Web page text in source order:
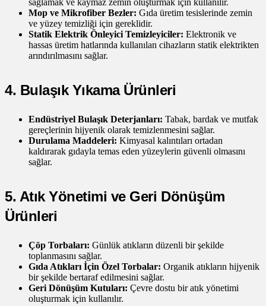
sağlamak ve kaymaz zemin oluşturmak için kullanılır.
Mop ve Mikrofiber Bezler: Gıda üretim tesislerinde zemin
ve yüzey temizliği için gereklidir.
Statik Elektrik Önleyici Temizleyiciler: Elektronik ve
hassas üretim hatlarında kullanılan cihazların statik elektrikten
arındırılmasını sağlar.
4. Bulaşık Yıkama Ürünleri
Endüstriyel Bulaşık Deterjanları: Tabak, bardak ve mutfak
gereçlerinin hijyenik olarak temizlenmesini sağlar.
Durulama Maddeleri: Kimyasal kalıntıları ortadan
kaldırarak gıdayla temas eden yüzeylerin güvenli olmasını
sağlar.
5. Atık Yönetimi ve Geri Dönüşüm
Ürünleri
Çöp Torbaları: Günlük atıkların düzenli bir şekilde
toplanmasını sağlar.
Gıda Atıkları İçin Özel Torbalar: Organik atıkların hijyenik
bir şekilde bertaraf edilmesini sağlar.
Geri Dönüşüm Kutuları: Çevre dostu bir atık yönetimi
oluşturmak için kullanılır.